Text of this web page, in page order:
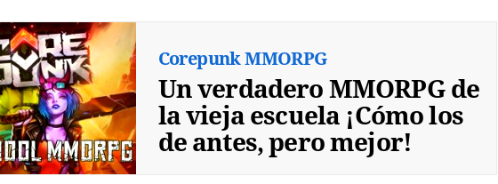
Corepunk MMORPG
Un verdadero MMORPG de
la vieja escuela ¡Cómo los
de antes, pero mejor!